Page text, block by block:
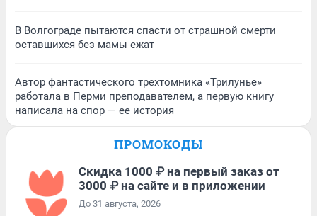
В Волгограде пытаются спасти от страшной смерти
оставшихся без мамы ежат
Автор фантастического трехтомника «Трилунье»
работала в Перми преподавателем, а первую книгу
написала на спор — ее история
ПРОМОКОДЫ
Скидка 1000 ₽ на первый заказ от
3000 ₽ на сайте и в приложении
До 31 августа, 2026